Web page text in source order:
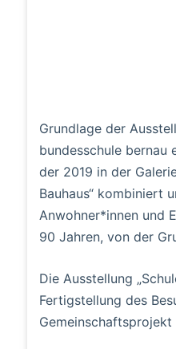
Grundlage der
bundesschule bernau
der 2019 in der
Bauhaus“ kombiniert
Anwohner*innen und
90 Jahren, von der
Die Ausstellung
Fertigstellung des
Gemeinschaftsprojekt